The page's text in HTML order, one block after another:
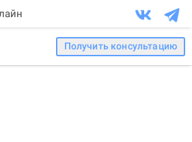
Получить консультацию